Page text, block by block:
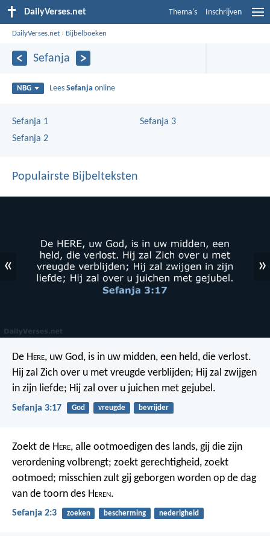
DailyVerses.net Thema's Inschrijven
DailyVerses.net › Bijbelboeken
Sefanja
NBG LeesSefanja online
Sefanja 1
Sefanja 2
Sefanja 3
Populairste Bijbelteksten
« »
De Here, uw God, is in uw midden, een held, die verlost.
Hij zal Zich over u met vreugde verblijden; Hij zal zwijgen
in zijn liefde; Hij zal over u juichen met gejubel.
Sefanja 3:17 God vreugde bevrijder
Zoekt de Here, alle ootmoedigen des lands, gij die zijn
verordening volbrengt; zoekt gerechtigheid, zoekt
ootmoed; misschien zult gij geborgen worden op de dag
van de toorn des Heren.
Sefanja 2:3 zoeken bescherming nederigheid